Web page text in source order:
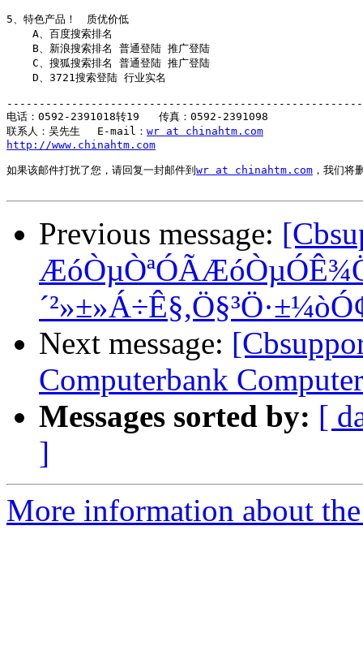
5、特色产品！　质优价低
    A、百度搜索排名
    B、新浪搜索排名 普通登陆 推广登陆
    C、搜狐搜索排名 普通登陆 推广登陆
    D、3721搜索登陆 行业实名
电话：0592-2391018转19   传真：0592-2391098
联系人：吴先生 　E-mail： wr at chinahtm.com
http://www.chinahtm.com
如果该邮件打扰了您，请回复一封邮件到 wr at chinahtm.com ，我们将
Previous message:
Next message:
Computerbank Computer
Messages sorted by: [
]
More information about